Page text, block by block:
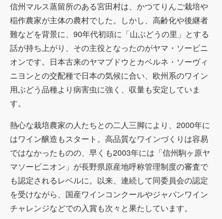
信州マルス蒸留所のある宮田村は、かつてりんご栽培や
稲作農家が主体の農村でした。しかし、高齢化や後継者
難などを背景に、90年代初頭に「山ぶどうの里」とする
話が持ち上がり、その主役となったのがヤマ・ソービニ
オンです。日本古来のヤマブドウとカベルネ・ソーヴィ
ニヨンとの交配種で日本の気候に合い、欧州系のワイン
用ぶどう品種より病害虫に強く、収量も安定していま
す。
熱心な栽培農家の人たちとの二人三脚により、2000年に
はワイン醸造もスタート。高品質なワインづくりは容易
ではなかったものの、早くも2003年には「信州駒ヶ原ヤ
マソービニオン」が長野県原産地呼称管理制度の審査で
も認定されるレベルに。以来、連続して同委員会の認定
を受けながら、国産ワインコンクールやジャパンワイン
チャレンジなどでの入賞も次々と果たしています。